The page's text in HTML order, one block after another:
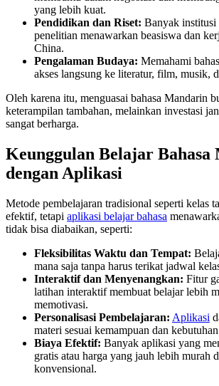
yang lebih kuat.
Pendidikan dan Riset: Banyak institusi
penelitian menawarkan beasiswa dan
China.
Pengalaman Budaya: Memahami
akses langsung ke literatur, film, musik,
Oleh karena itu, menguasai bahasa Mandarin
keterampilan tambahan, melainkan investasi
sangat berharga.
Keunggulan Belajar Bahasa
dengan Aplikasi
Metode pembelajaran tradisional seperti kelas
efektif, tetapi aplikasi belajar bahasa
tidak bisa diabaikan, seperti:
Fleksibilitas Waktu dan Tempat:
mana saja tanpa harus terikat jadwal
Interaktif dan Menyenangkan: Fitur
latihan interaktif membuat belajar lebih
memotivasi.
Personalisasi Pembelajaran: Aplikasi
materi sesuai kemampuan dan
Biaya Efektif: Banyak aplikasi yang
gratis atau harga yang jauh lebih murah
konvensional.